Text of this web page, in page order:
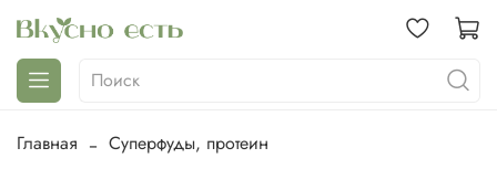
Главная Суперфуды, протеин